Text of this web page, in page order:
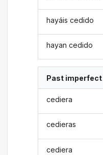
hayáis cedido
hayan cedido
Past
cediera
cedieras
cediera